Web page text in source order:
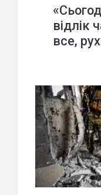
відлік
все,